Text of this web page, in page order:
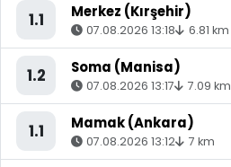
1.1 Merkez (Kırşehir)
07.08.2026 13:18 6.81 km
1.2 Soma (Manisa)
07.08.2026 13:17 7.09 km
1.1 Mamak (Ankara)
07.08.2026 13:12 7 km